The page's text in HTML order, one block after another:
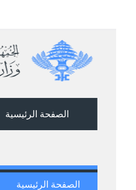
الصفحة الرئيسية
الصفحة الرئيسية